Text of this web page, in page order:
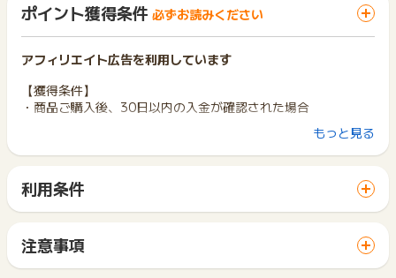
ポイント獲得条件 必ずお読みください
アフィリエイト広告を利用しています
【獲得条件】
・商品ご購入後、30日以内の入金が確認された場合
・重複、未入金、いたずら、キャンセルされた場合
※ポイントに関するお問い合わせは、
ポイントタウンのサポート
ざいます。
もっと見る
利用条件
サイトに移動してからお申し込みやお買い物が完了するまでの
間に、同じブラウザ（※）で他のサイトに移動した場合はポイン
ト獲得ができません。
注意事項